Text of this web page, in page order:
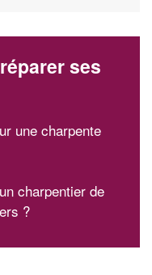
ses
une charpente
charpentier de
?